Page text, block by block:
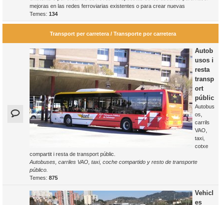
mejoras en las redes ferroviarias existentes o para crear nuevas
Temes: 134
Transport per carretera / Transporte por carretera
Autob
usos i
resta
transp
ort
públic
Autobus
os,
carrils
VAO,
taxi,
cotxe
compartit i resta de transport públic.
Autobuses, carriles VAO, taxi, coche compartido y resto de transporte
público.
Temes: 875
Vehicl
es